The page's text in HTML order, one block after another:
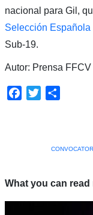
nacional para Gil,
Selección Española
Sub-19.
Autor: Prensa FFCV
Facebook
Twitter
What you can read